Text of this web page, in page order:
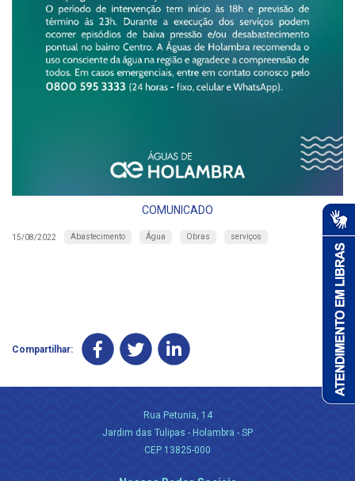
COMUNICADO
15/08/2022 Abastecimento Água Obras serviços
Compartilhar:
Rua Petunia, 14
Jardim das Tulipas - Holambra - SP
CEP 13825-000